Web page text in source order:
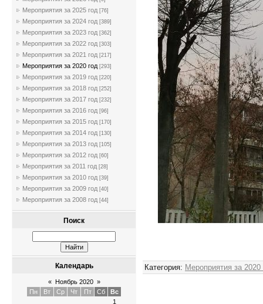
Мероприятия за 2025 год [76]
Мероприятия за 2024 год [389]
Мероприятия за 2023 год [362]
Мероприятия за 2022 год [303]
Мероприятия за 2021 год [217]
Мероприятия за 2020 год [293]
Мероприятия за 2019 год [220]
Мероприятия за 2018 год [252]
Мероприятия за 2017 год [232]
Мероприятия за 2016 год [96]
Мероприятия за 2015 год [170]
Мероприятия за 2014 год [130]
Мероприятия за 2013 год [105]
Мероприятия за 2012 год [60]
Мероприятия за 2011 год [28]
Мероприятия за 2010 год [39]
Мероприятия за 2009 год [40]
Мероприятия за 2008 год [44]
Поиск
Календарь
« Ноябрь 2020 »
Пн
Вт Ср Чт Пт Сб
Вс
1
Категория: Мероприятия за 2020